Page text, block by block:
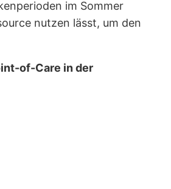
im Sommer
nutzen lässt, um den
of-Care in der